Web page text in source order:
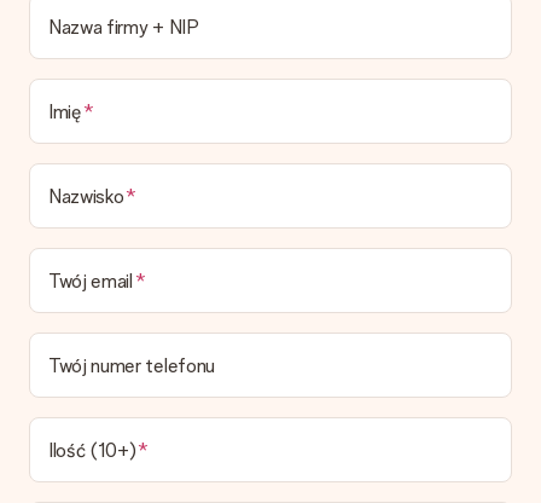
Obecnie nie mamy (jeszcze) usługi pakowania prezentów do
owijania prezentów. Dostarczamy nasze prezenty w fajnym
pudełku, ewentualnie możesz dokupić kopertę lub pudełko
prezentowe.
Czas dostawy, opcje dostawy oraz koszty
dostawy
stronie produktu pokazujemy najbardziej prawdopodobną
datę doręczenia w momencie składania zamówienia.
Jaki jest czas dostawy i kiedy otrzymam mój prezent?
Przewidywany czas dostawy można znaleźć na stronie
produktu.
Jakie opcje dostawy mogę wybrać?
W koszyku zamówień mamy kilka opcji dostawy. Termin
pokazany na stronie produktu odnosi się do najtańszej i
najwolniejszej formy wysyłki.
Nazwa firmy + NIP
Imię
Nazwisko
Twój email
Twój numer telefonu
Ilość (10+)